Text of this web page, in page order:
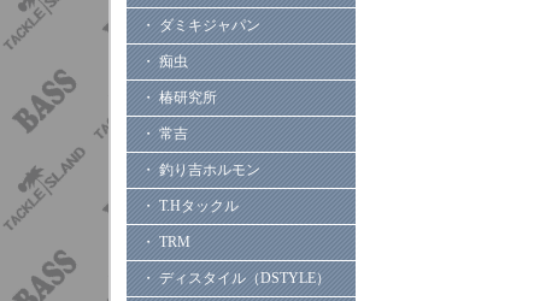
・ ダミキジャパン
・ 痴虫
・ 椿研究所
・ 常吉
・ 釣り吉ホルモン
・ T.Hタックル
・ TRM
・ ディスタイル（DSTYLE）